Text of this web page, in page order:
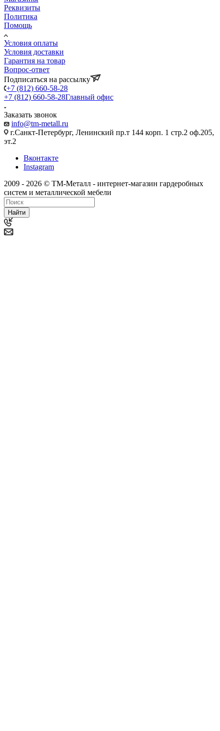
Реквизиты
Политика
Помощь
Условия оплаты
Условия доставки
Гарантия на товар
Вопрос-ответ
Подписаться на рассылку
+7 (812) 660-58-28
+7 (812) 660-58-28Главный офис
Заказать звонок
info@tm-metall.ru
г.Санкт-Петербург, Ленинский пр.т 144 корп. 1 стр.2 оф.205,
эт.2
Вконтакте
Instagram
2009 - 2026 © ТМ-Металл - интернет-магазин гардеробных
систем и металлической мебели
Найти